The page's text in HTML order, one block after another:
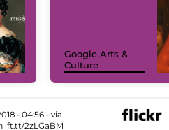
Google Arts &
Culture